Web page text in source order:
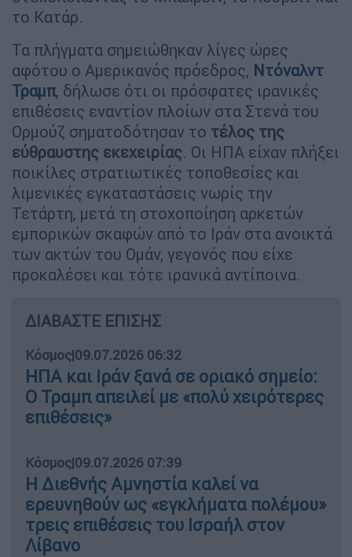
το Κατάρ.
Τα πλήγματα σημειώθηκαν λίγες ώρες
αφότου ο Αμερικανός πρόεδρος, Ντόναλντ
Τραμπ, δήλωσε ότι οι πρόσφατες ιρανικές
επιθέσεις εναντίον πλοίων στα Στενά του
Ορμούζ σηματοδότησαν το τέλος της
εύθραυστης εκεχειρίας. Οι ΗΠΑ είχαν πλήξει
ποικίλες στρατιωτικές τοποθεσίες και
λιμενικές εγκαταστάσεις νωρίς την
Τετάρτη, μετά τη στοχοποίηση αρκετών
εμπορικών σκαφών από το Ιράν στα ανοικτά
των ακτών του Ομάν, γεγονός που είχε
προκαλέσει και τότε ιρανικά αντίποινα.
ΔΙΑΒΑΣΤΕ ΕΠΙΣΗΣ
Κόσμος|09.07.2026 06:32
ΗΠΑ και Ιράν ξανά σε οριακό σημείο:
Ο Τραμπ απειλεί με «πολύ χειρότερες
επιθέσεις»
Κόσμος|09.07.2026 07:39
Η Διεθνής Αμνηστία καλεί να
ερευνηθούν ως «εγκλήματα πολέμου»
τρεις επιθέσεις του Ισραήλ στον
Λίβανο